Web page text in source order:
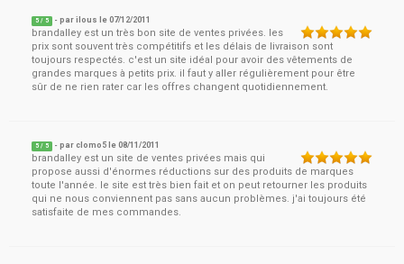
5 / 5 - parilous le07/12/2011
brandalley est un très bon site de ventes privées. les
prix sont souvent très compétitifs et les délais de livraison sont
toujours respectés. c'est un site idéal pour avoir des vêtements de
grandes marques à petits prix. il faut y aller régulièrement pour être
sûr de ne rien rater car les offres changent quotidiennement.
5 / 5 - parclomo5 le08/11/2011
brandalley est un site de ventes privées mais qui
propose aussi d'énormes réductions sur des produits de marques
toute l'année. le site est très bien fait et on peut retourner les produits
qui ne nous conviennent pas sans aucun problèmes. j'ai toujours été
satisfaite de mes commandes.